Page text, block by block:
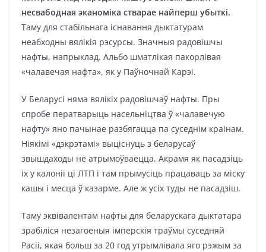
несвабодная эканоміка стварае найперш убыткі.
Таму для стабільнага існавання дыктатурам
неабходны вялікія рэсурсы. Значныя радовішчы
нафты, напрыклад. Альбо шматлікая пакорлівая
«чалавечая нафта», як у Паўночнай Карэі.
У Беларусі няма вялікіх радовішчаў нафты. Пры
спробе ператварыць насельніцтва ў «чалавечую
нафту» яно пачынае разбягацца па суседнім краінам.
Ніякімі «дэкрэтамі» выціснуць з беларусаў
звышдаходы не атрымоўваецца. Акрамя як пасадзіць
іх у калоніі ці ЛТП і там прымусіць працаваць за міску
кашы і месца ў казарме. Але ж усіх туды не пасадзіш.
Таму эквівалентам нафты для беларускага дыктатара
зрабіліся незагоеныя імперскія траўмы суседняй
Расіі, якая больш за 20 год утрымлівала яго рэжым за